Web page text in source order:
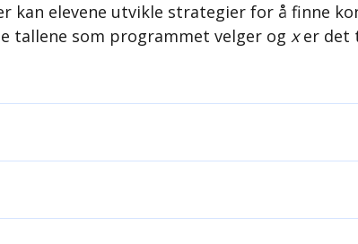
kan elevene utvikle strategier for å finne
tallene som programmet velger og xer det